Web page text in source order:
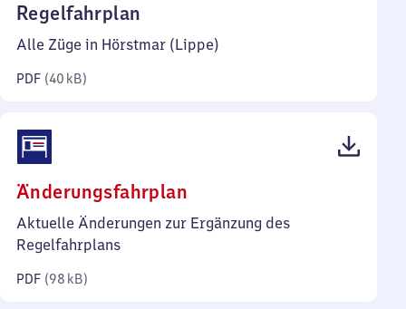
Regelfahrplan
40
Alle Züge in Hörstmar (Lippe)
PDF (40 kB)
Änderungsfahrplan
98
Aktuelle Änderungen zur Ergänzung des
Regelfahrplans
PDF (98 kB)